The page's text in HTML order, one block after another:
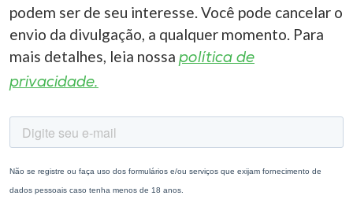
podem ser de seu interesse. Você pode cancelar o
envio da divulgação, a qualquer momento. Para
mais detalhes, leia nossa política de
privacidade.